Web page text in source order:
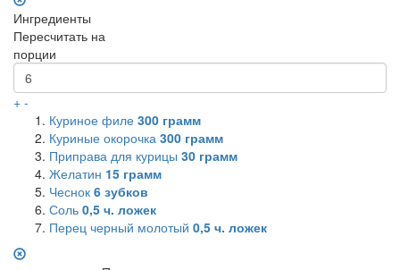
Ингредиенты
Пересчитать на
порции
+ -
Куриное филе 300 грамм
Куриные окорочка 300 грамм
Приправа для курицы 30 грамм
Желатин 15 грамм
Чеснок 6 зубков
Соль 0,5 ч. ложек
Перец черный молотый 0,5 ч. ложек